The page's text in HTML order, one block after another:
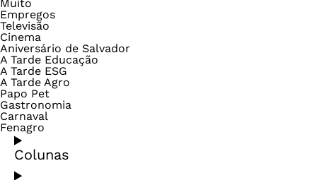
Muito
Empregos
Televisão
Cinema
Aniversário de Salvador
A Tarde Educação
A Tarde ESG
A Tarde Agro
Papo Pet
Gastronomia
Carnaval
Fenagro
Colunas